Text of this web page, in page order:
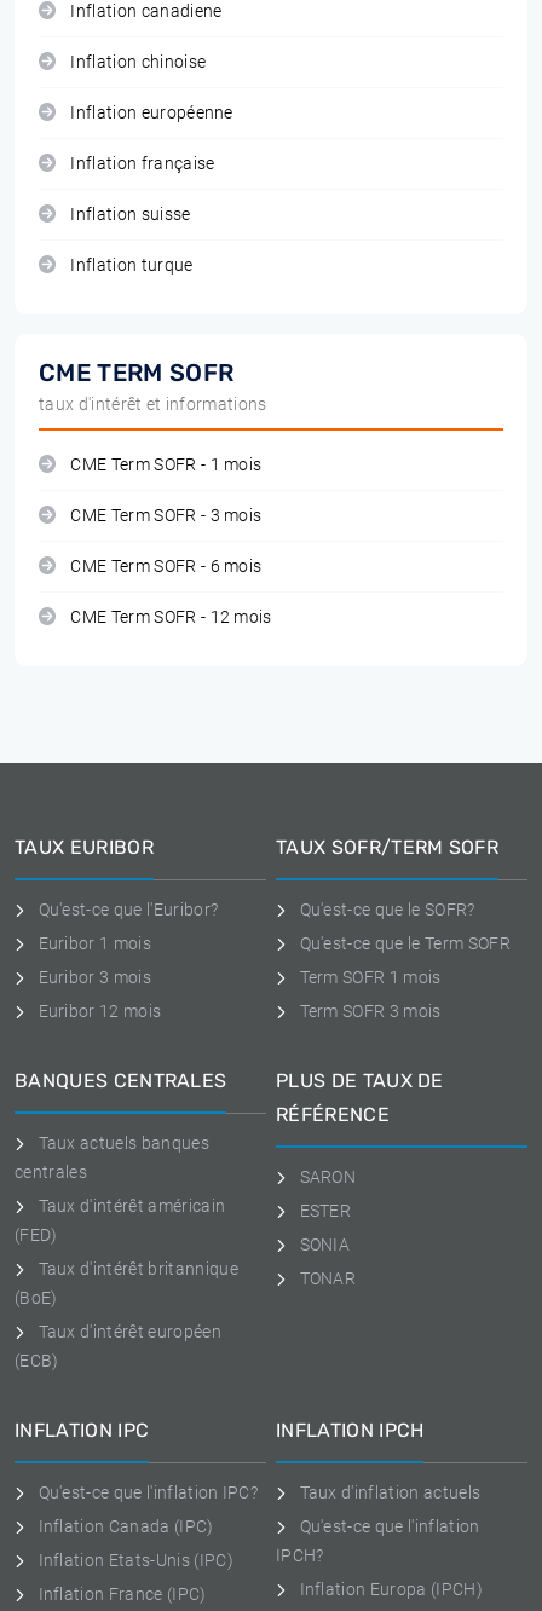
Inflation canadiene
Inflation chinoise
Inflation européenne
Inflation française
Inflation suisse
Inflation turque
CME TERM SOFR
taux d'intérêt et informations
CME Term SOFR - 1 mois
CME Term SOFR - 3 mois
CME Term SOFR - 6 mois
CME Term SOFR - 12 mois
TAUX EURIBOR
Qu'est-ce que l'Euribor?
Euribor 1 mois
Euribor 3 mois
Euribor 12 mois
TAUX SOFR/TERM SOFR
Qu'est-ce que le SOFR?
Qu'est-ce que le Term SOFR
Term SOFR 1 mois
Term SOFR 3 mois
BANQUES CENTRALES
Taux actuels banques
centrales
Taux d'intérêt américain
(FED)
Taux d'intérêt britannique
(BoE)
Taux d'intérêt européen
(ECB)
PLUS DE TAUX DE
RÉFÉRENCE
SARON
ESTER
SONIA
TONAR
INFLATION IPC
Qu'est-ce que l'inflation IPC?
Inflation Canada (IPC)
Inflation Etats-Unis (IPC)
Inflation France (IPC)
INFLATION IPCH
Taux d'inflation actuels
Qu'est-ce que l'inflation
IPCH?
Inflation Europa (IPCH)